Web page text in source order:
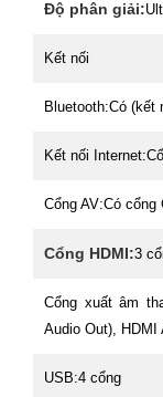
Độ phân giải:
Kết nối
Bluetooth:Có (kết
Kết nối Internet:
Cổng AV:Có cổng
Cổng HDMI:3
Cổng xuất âm
Audio Out), HDMI
USB:4 cổng